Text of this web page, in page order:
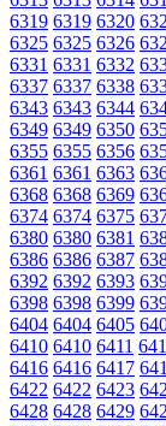
6319 6319 6320
6325 6325 6326
6331 6331 6332
6337 6337 6338
6343 6343 6344
6349 6349 6350
6355 6355 6356
6361 6361 6363
6368 6368 6369
6374 6374 6375
6380 6380 6381
6386 6386 6387
6392 6392 6393
6398 6398 6399
6404 6404 6405
6410 6410 6411
6416 6416 6417
6422 6422 6423
6428 6428 6429